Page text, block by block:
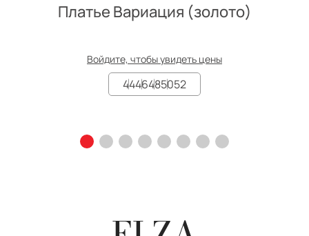
Платье Вариация (золото)
Войдите, чтобы увидеть цены
4446485052